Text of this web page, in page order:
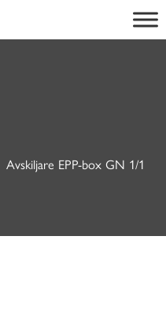
Avskiljare EPP-box GN 1/1